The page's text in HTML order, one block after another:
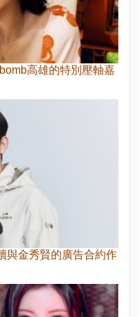
高雄的特別壓軸嘉
與金秀賢的廣告合約作